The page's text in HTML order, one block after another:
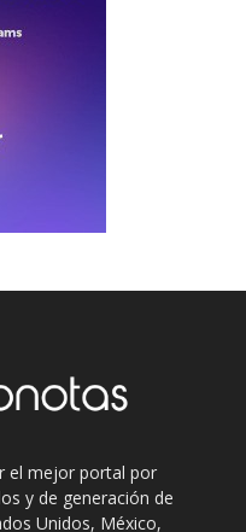
el mejor portal por
y de generación de
Unidos, México,